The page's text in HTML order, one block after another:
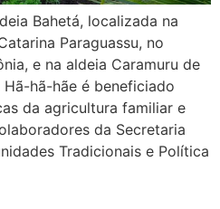
Bahetá, localizada na
Paraguassu, no
e na aldeia Caramuru de
hã-hãe é beneficiado
da agricultura familiar e
da Secretaria
Tradicionais e Política